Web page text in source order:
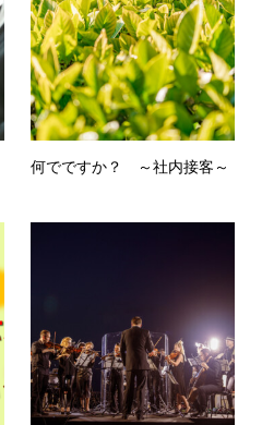
何でですか？ ～社内接客～